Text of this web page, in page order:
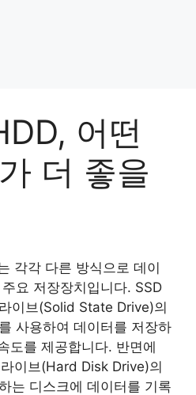
어떤
더 좋을
각각 다른 방식으로 데이
요 저장장치입니다. SSD
이브(Solid State Drive)의
사용하여 데이터를 저장하
도를 제공합니다. 반면에
이브(Hard Disk Drive)의
는 디스크에 데이터를 기록